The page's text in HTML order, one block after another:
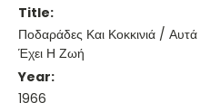
Title:
Ποδαράδες Και Κοκκινιά / Αυτά
Έχει Η Ζωή
Year:
1966